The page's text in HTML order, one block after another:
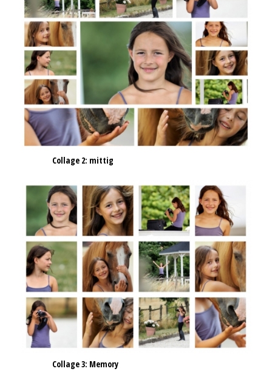
Collage 2: mittig
Collage 3: Memory